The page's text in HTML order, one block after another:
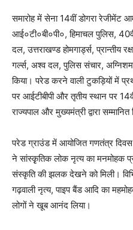
समारोह में सेना 14वीं डोगरा रेजीमेंट
आई०टी०बी०पी०, हिमाचल पुलिस, 40वीं
दल, उत्तराखण्ड होमगार्ड्स,
गर्ल्स, अश्व दल, पुलिस संचार,
किया। परेड करने वाली टुकड़ियों में
पर आईटीबीपी और तृतीय स्थान पर
राज्यपाल और मुख्यमंत्री द्वारा सम्मानित
परेड ग्राउंड में आयोजित गणतंत्र
ने सांस्कृृतिक लोक नृत्य का मनमोहक
संस्कृति की झलक देखने को मिली।
गढ़वाली नृत्य, पाइप बैंड आदि का
लोगों ने खूब आनंद लिया।